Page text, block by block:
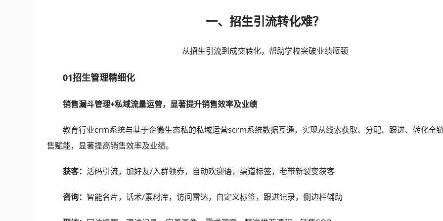
一、招生引流转化难？
从招生引流到成交转化，帮助学校突破业绩瓶颈
01招生管理精细化
销售漏斗管理+私域流量运营，显著提升销售效率及业绩
教育行业crm系统与基于企微生态私的私域运营scrm系统数据互通，实现从线索获取、分配、跟进、转化全
售赋能，显著提高销售效率及业绩。
获客： 活码引流，加好友/入群领券，自动欢迎语，渠道标签，老带新裂变获客
咨询： 智能名片，话术/素材库，访问雷达，自定义标签，跟进记录，侧边栏辅助